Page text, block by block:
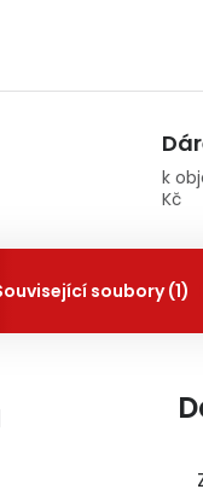
k
Kč
soubory (1)